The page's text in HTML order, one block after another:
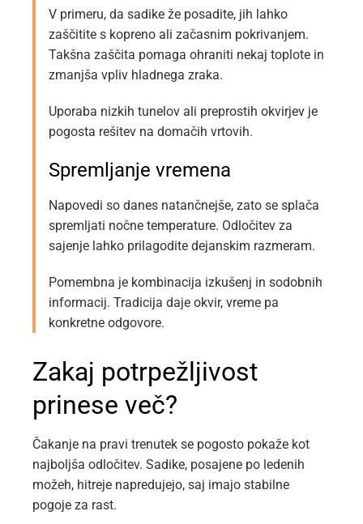
V primeru, da sadike že posadite, jih lahko
zaščitite s kopreno ali začasnim pokrivanjem.
Takšna zaščita pomaga ohraniti nekaj toplote in
zmanjša vpliv hladnega zraka.
Uporaba nizkih tunelov ali preprostih okvirjev je
pogosta rešitev na domačih vrtovih.
Spremljanje vremena
Napovedi so danes natančnejše, zato se splača
spremljati nočne temperature. Odločitev za
sajenje lahko prilagodite dejanskim razmeram.
Pomembna je kombinacija izkušenj in sodobnih
informacij. Tradicija daje okvir, vreme pa
konkretne odgovore.
Zakaj potrpežljivost
prinese več?
Čakanje na pravi trenutek se pogosto pokaže kot
najboljša odločitev. Sadike, posajene po ledenih
možeh, hitreje napredujejo, saj imajo stabilne
pogoje za rast.